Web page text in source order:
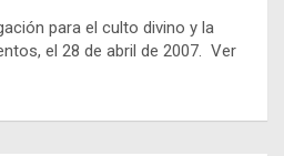
para el culto divino y la
el 28 de abril de 2007. Ver